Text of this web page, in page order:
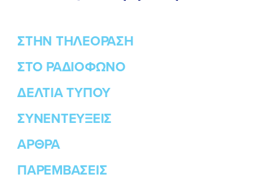
ΣΤΗΝ ΤΗΛΕΟΡΑΣΗ
ΣΤΟ ΡΑΔΙΟΦΩΝΟ
ΔΕΛΤΙΑ ΤΥΠΟΥ
ΣΥΝΕΝΤΕΥΞΕΙΣ
ΑΡΘΡΑ
ΠΑΡΕΜΒΑΣΕΙΣ